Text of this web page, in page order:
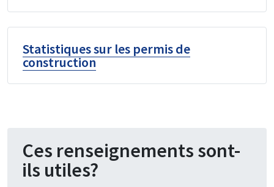
Statistiques sur les permis de
construction
Ces renseignements sont-
ils utiles?